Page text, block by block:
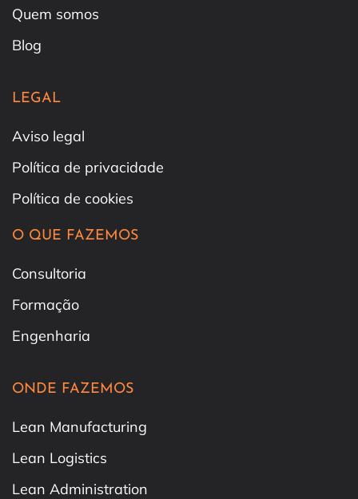
Quem somos
Blog
LEGAL
Aviso legal
Política de privacidade
Política de cookies
O QUE FAZEMOS
Consultoria
Formação
Engenharia
ONDE FAZEMOS
Lean Manufacturing
Lean Logistics
Lean Administration